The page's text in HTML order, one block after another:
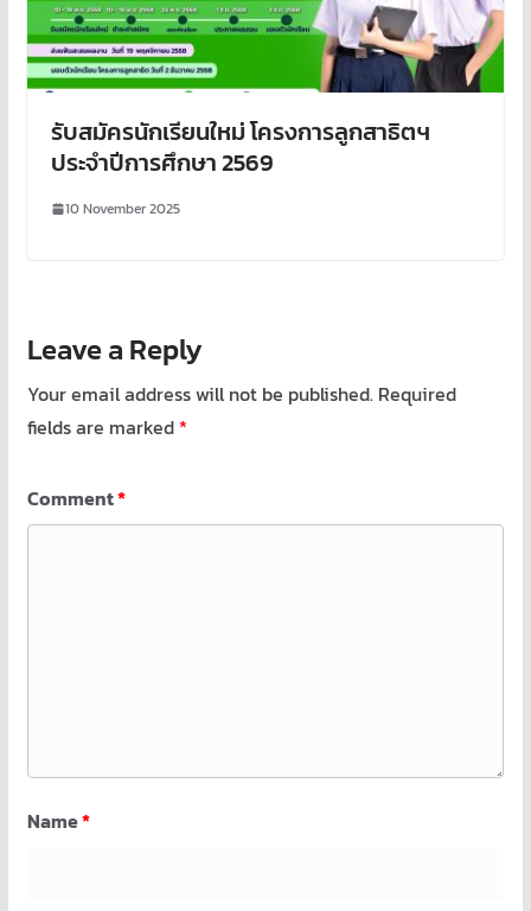
รับสมัครนักเรียนใหม่ โครงการลูกสาธิตฯ
ประจำปีการศึกษา 2569
10 November 2025
Leave a Reply
Your email address will not be published. Required
fields are marked *
Comment*
Name*